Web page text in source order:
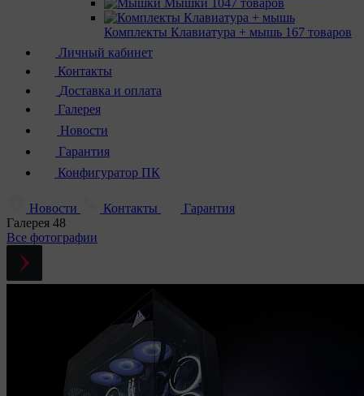
Мышки 1047 товаров
Комплекты Клавиатура + мышь 167 товаров
Личный кабинет
Контакты
Доставка и оплата
Галерея
Новости
Гарантия
Конфигуратор ПК
Новости Контакты
Гарантия
Галерея 48
Все фотографии